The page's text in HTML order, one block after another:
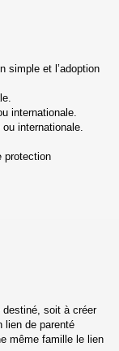
simple et l’adoption
internationale.
ou internationale.
protection
destiné, soit à créer
lien de parenté
même famille le lien